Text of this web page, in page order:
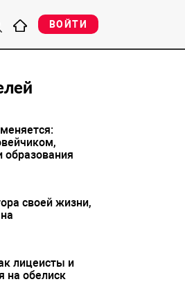
ВОЙТИ
образования
своей жизни,
лицеисты и
на обелиск